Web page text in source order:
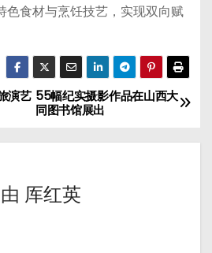
色食材与烹饪技艺，实现双向赋
55幅纪实摄影作品在山西大
同图书馆展出
演艺
由 厍红英